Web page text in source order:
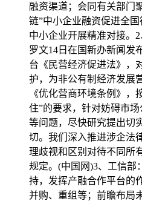
融资渠道；会同有关部门
链”中小企业融资促进全
中小企业开展精准对接。
罗文14日在国新办新闻发
台《民营经济促进法》，
护，为非公有制经济发展
《优化营商环境条例》，
住”的要求，针对妨碍市
等问题，尽快研究提出切
切。我们深入推进涉企法
理歧视和区别对待不同所
规定。(中国网)3、工信部
持，发挥产融合作平台的
并购、重组等；前瞻布局